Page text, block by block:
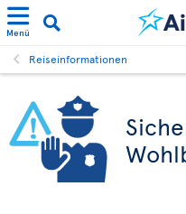
Menü
Reiseinformationen